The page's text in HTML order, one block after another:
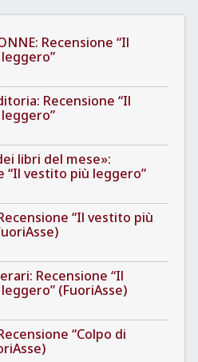
Recensione “Il
Recensione “Il
libri del mese»:
“Il vestito più leggero”
“Il vestito più
Recensione “Il
(FuoriAsse)
“Colpo di